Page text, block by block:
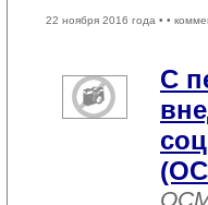
22 ноября 2016 года • •
С